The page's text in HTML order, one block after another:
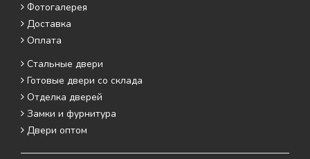
Фотогалерея
Доставка
Оплата
Стальные двери
Готовые двери со склада
Отделка дверей
Замки и фурнитура
Двери оптом